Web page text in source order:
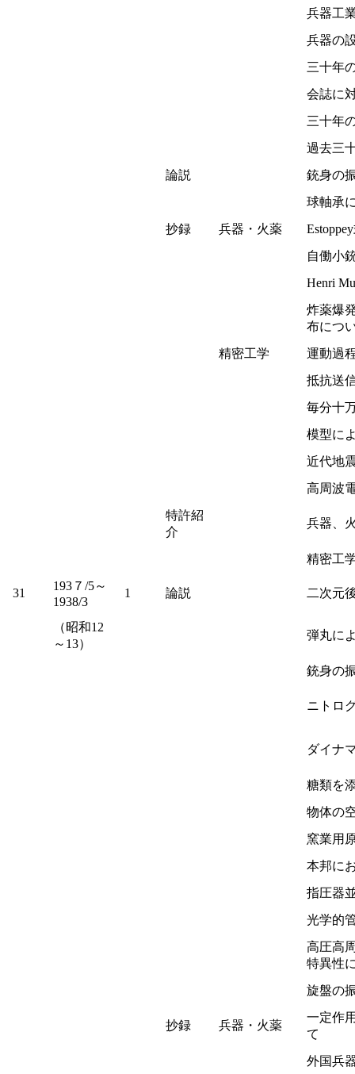
兵器工
兵器の
三十年
会誌に
三十年
過去三
論説
銃身の
球軸承
抄録
兵器・火薬
自働小
Henri
炸薬爆
布につ
精密工学
運動過
抵抗送
毎分十
模型に
近代地
高周波
特許紹
介
兵器、
精密工
31
193７/5～
1938/3
1 論説 二次元
（昭和12
～13）
弾丸に
銃身の
ニトロ
ダイナ
糖類を
物体の
窯業用
本邦に
指圧器
光学的
高圧高
特異性
旋盤の
抄録 兵器・火薬
一定作
て
外国兵